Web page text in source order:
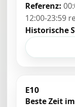
Referenz:
12:00-23:59
Historische
E10
Beste Zeit